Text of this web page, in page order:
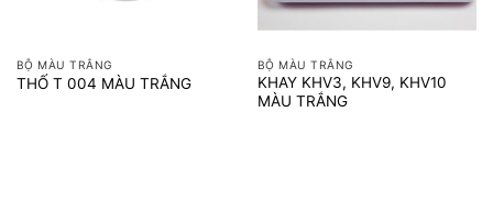
BỘ MÀU TRẮNG
THỐ T 004 MÀU TRẮNG
BỘ MÀU TRẮNG
KHAY KHV3, KHV9, KHV10
MÀU TRẮNG